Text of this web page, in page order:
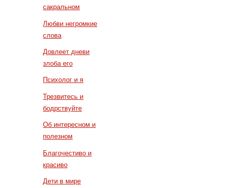
сакральном
Любви негромкие
слова
Довлеет дневи
злоба его
Психолог и я
Трезвитесь и
бодрствуйте
Об интересном и
полезном
Благочестиво и
красиво
Дети в мире